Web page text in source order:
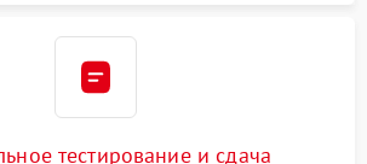
тестирование и сдача